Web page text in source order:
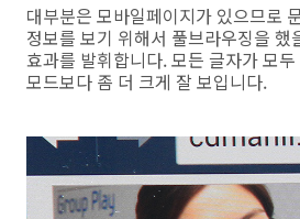
대부분은 모바일페이지가 있으므로
정보를 보기 위해서 풀브라우징을 했
효과를 발휘합니다. 모든 글자가 모
모드보다 좀 더 크게 잘 보입니다.